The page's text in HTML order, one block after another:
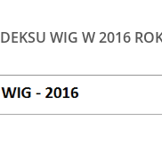
WIG W 2016